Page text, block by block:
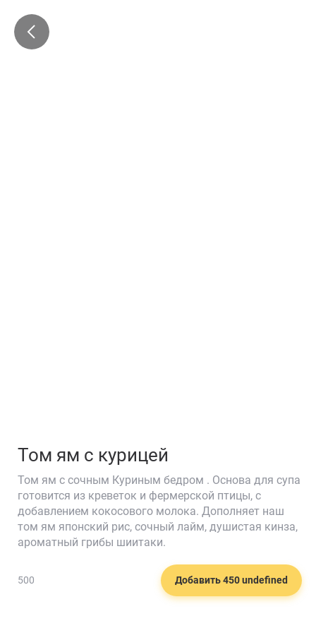
🧀
Том ям с курицей
Том ям с сочным Куриным бедром . Основа для супа
готовится из креветок и фермерской птицы, с
добавлением кокосового молока. Дополняет наш
том ям японский рис, сочный лайм, душистая кинза,
ароматный грибы шиитаки.
500 Добавить 450 undefined